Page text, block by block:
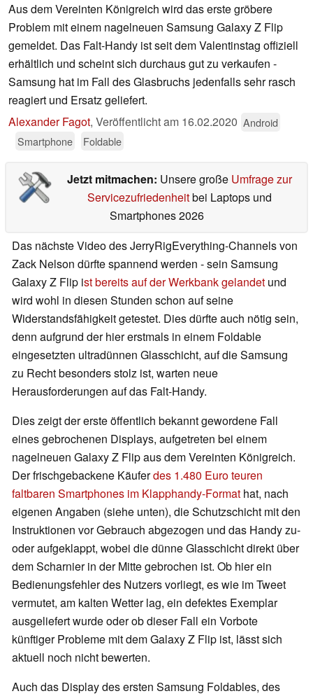
Aus dem Vereinten Königreich wird das erste gröbere
Problem mit einem nagelneuen Samsung Galaxy Z Flip
gemeldet. Das Falt-Handy ist seit dem Valentinstag offiziell
erhältlich und scheint sich durchaus gut zu verkaufen -
Samsung hat im Fall des Glasbruchs jedenfalls sehr rasch
reagiert und Ersatz geliefert.
Alexander Fagot, Veröffentlicht am 16.02.2020 Android
Smartphone
Foldable
Jetzt mitmachen: Unsere große Umfrage zur
Servicezufriedenheitbei Laptops und
Smartphones 2026
Das nächste Video des JerryRigEverything-Channels von
Zack Nelson dürfte spannend werden - sein Samsung
Galaxy Z Flip ist bereits auf der Werkbank gelandet und
wird wohl in diesen Stunden schon auf seine
Widerstandsfähigkeit getestet. Dies dürfte auch nötig sein,
denn aufgrund der hier erstmals in einem Foldable
eingesetzten ultradünnen Glasschicht, auf die Samsung
zu Recht besonders stolz ist, warten neue
Herausforderungen auf das Falt-Handy.
Dies zeigt der erste öffentlich bekannt gewordene Fall
eines gebrochenen Displays, aufgetreten bei einem
nagelneuen Galaxy Z Flip aus dem Vereinten Königreich.
Der frischgebackene Käuferdes 1.480 Euro teuren
faltbaren Smartphones im Klapphandy-Format hat, nach
eigenen Angaben (siehe unten), die Schutzschicht mit den
Instruktionen vor Gebrauch abgezogen und das Handy zu-
oder aufgeklappt, wobei die dünne Glasschicht direkt über
dem Scharnier in der Mitte gebrochen ist. Ob hier ein
Bedienungsfehler des Nutzers vorliegt, es wie im Tweet
vermutet, am kalten Wetter lag, ein defektes Exemplar
ausgeliefert wurde oder ob dieser Fall ein Vorbote
künftiger Probleme mit dem Galaxy Z Flip ist, lässt sich
aktuell noch nicht bewerten.
Auch das Display des ersten Samsung Foldables, des